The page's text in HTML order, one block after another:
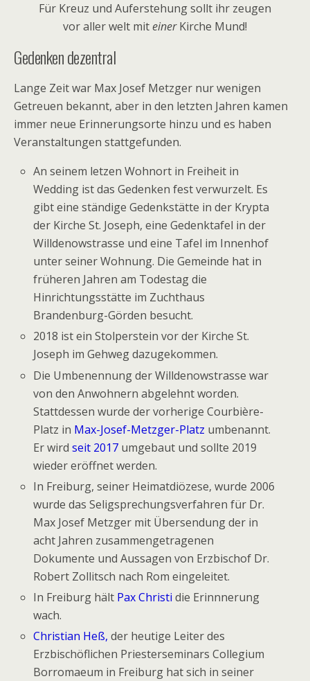
Für Kreuz und Auferstehung sollt ihr zeugen
vor aller welt miteinerKirche Mund!
Gedenken dezentral
Lange Zeit war Max Josef Metzger nur wenigen
Getreuen bekannt, aber in den letzten Jahren kamen
immer neue Erinnerungsorte hinzu und es haben
Veranstaltungen stattgefunden.
An seinem letzen Wohnort in Freiheit in
Wedding ist das Gedenken fest verwurzelt. Es
gibt eine ständige Gedenkstätte in der Krypta
der Kirche St. Joseph, eine Gedenktafel in der
Willdenowstrasse und eine Tafel im Innenhof
unter seiner Wohnung. Die Gemeinde hat in
früheren Jahren am Todestag die
Hinrichtungsstätte im Zuchthaus
Brandenburg-Görden besucht.
2018 ist ein Stolperstein vor der Kirche St.
Joseph im Gehweg dazugekommen.
Die Umbenennung der Willdenowstrasse war
von den Anwohnern abgelehnt worden.
Stattdessen wurde der vorherige Courbière-
Platz in Max-Josef-Metzger-Platz umbenannt.
Er wird seit 2017 umgebaut und sollte 2019
wieder eröffnet werden.
In Freiburg, seiner Heimatdiözese, wurde 2006
wurde das Seligsprechungsverfahren für Dr.
Max Josef Metzger mit Übersendung der in
acht Jahren zusammengetragenen
Dokumente und Aussagen von Erzbischof Dr.
Robert Zollitsch nach Rom eingeleitet.
In Freiburg hält Pax Christi die Erinnnerung
wach.
Christian Heß, der heutige Leiter des
Erzbischöflichen Priesterseminars Collegium
Borromaeum in Freiburg hat sich in seiner